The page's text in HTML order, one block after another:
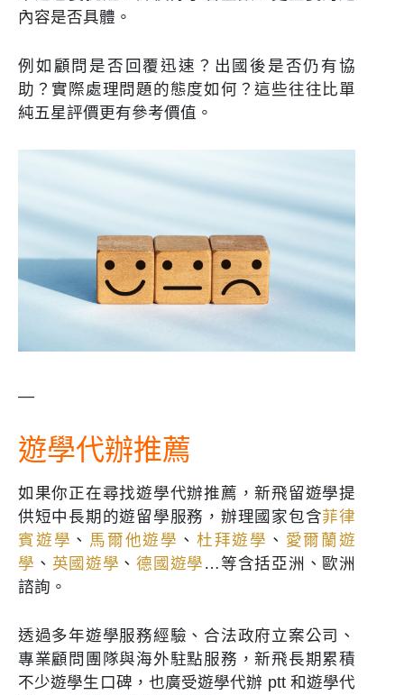
內容是否具體。
例如顧問是否回覆迅速？出國後是否仍有協
助？實際處理問題的態度如何？這些往往比單
純五星評價更有參考價值。
—
遊學代辦推薦
如果你正在尋找遊學代辦推薦，新飛留遊學提
供短中長期的遊留學服務，辦理國家包含菲律
賓遊學 、 馬爾他遊學 、 杜拜遊學 、 愛爾蘭遊
學 、 英國遊學 、德國遊學 …等含括亞洲、歐洲
諮詢。
透過多年遊學服務經驗、合法政府立案公司、
專業顧問團隊與海外駐點服務，新飛長期累積
不少遊學生口碑，也廣受遊學代辦 ptt 和遊學代